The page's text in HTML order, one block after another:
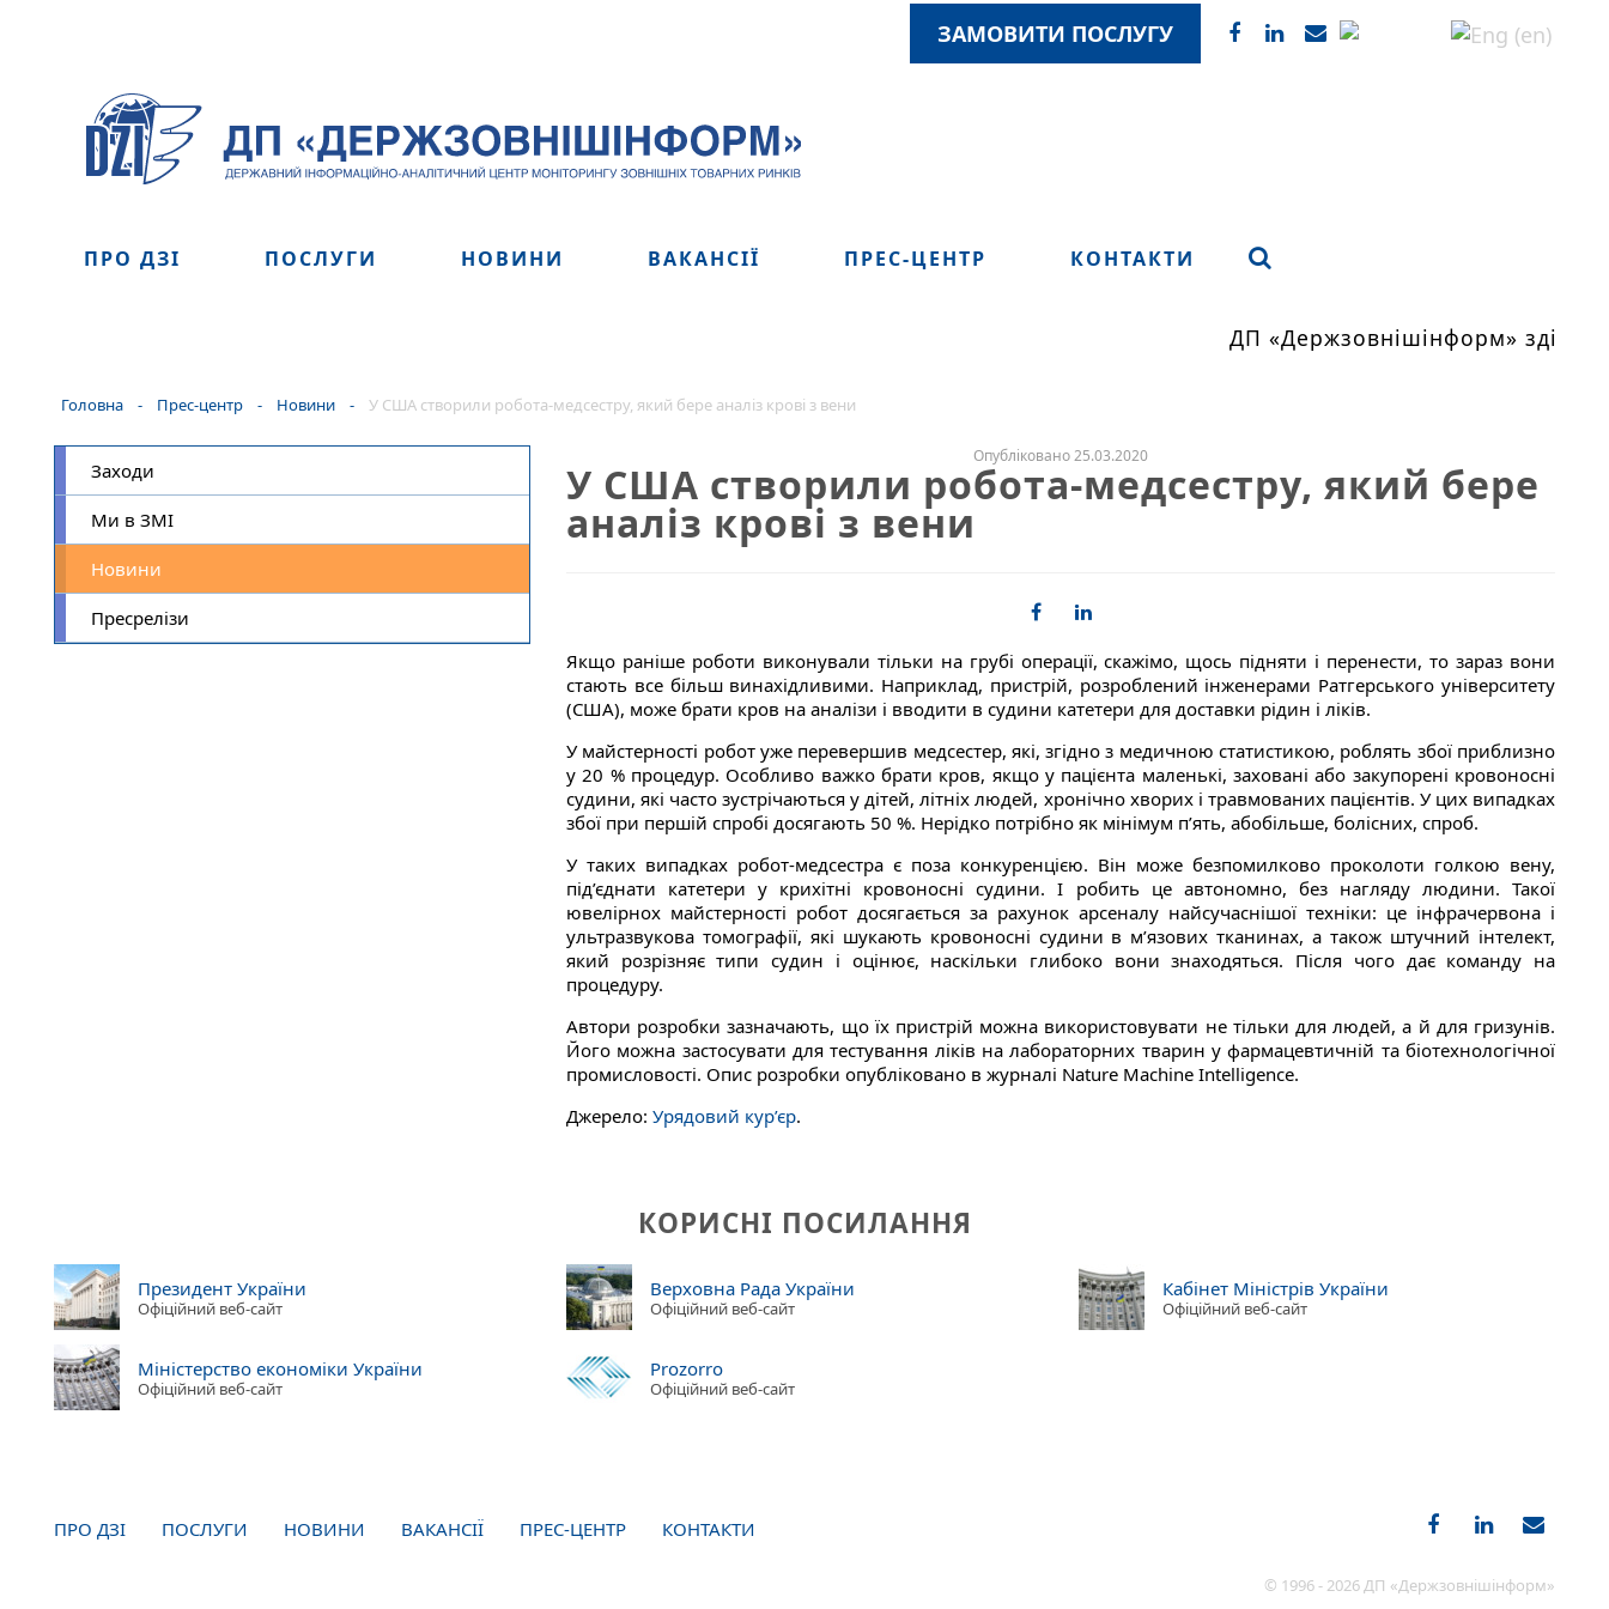
ЗАМОВИТИ ПОСЛУГУ
ПРО ДЗІ ПОСЛУГИ НОВИНИ ВАКАНСІЇ ПРЕС-ЦЕНТР КОНТАКТИ
ДП «Держзовнішінформ»
Головна - Прес-центр - Новини - У США створили робота-медсестру, який бере аналіз крові з вени
Заходи
Ми в ЗМІ
Новини
Пресрелізи
Опубліковано 25.03.2020
У США створили робота-медсестру, який бере
аналіз крові з вени
Якщо раніше роботи виконували тільки на грубі операції, скажімо, щось підняти і перенести, то зараз вони
стають все більш винахідливими. Наприклад, пристрій, розроблений інженерами Ратгерського університету
(США), може брати кров на аналізи і вводити в судини катетери для доставки рідин і ліків.
У майстерності робот уже перевершив медсестер, які, згідно з медичною статистикою, роблять збої приблизно
у 20 % процедур. Особливо важко брати кров, якщо у пацієнта маленькі, заховані або закупорені кровоносні
судини, які часто зустрічаються у дітей, літніх людей, хронічно хворих і травмованих пацієнтів. У цих випадках
збої при першій спробі досягають 50 %. Нерідко потрібно як мінімум п’ять, абобільше, болісних, спроб.
У таких випадках робот-медсестра є поза конкуренцією. Він може безпомилково проколоти голкою вену,
під’єднати катетери у крихітні кровоносні судини. І робить це автономно, без нагляду людини. Такої
ювелірнох майстерності робот досягається за рахунок арсеналу найсучаснішої техніки: це інфрачервона і
ультразвукова томографії, які шукають кровоносні судини в м’язових тканинах, а також штучний інтелект,
який розрізняє типи судин і оцінює, наскільки глибоко вони знаходяться. Після чого дає команду на
процедуру.
Автори розробки зазначають, що їх пристрій можна використовувати не тільки для людей, а й для гризунів.
Його можна застосувати для тестування ліків на лабораторних тварин у фармацевтичній та біотехнологічної
промисловості. Опис розробки опубліковано в журналі Nature Machine Intelligence.
Джерело: Урядовий кур’єр.
КОРИСНІ ПОСИЛАННЯ
Президент України
Офіційний веб-сайт
Верховна Рада України
Офіційний веб-сайт
Кабінет Міністрів України
Офіційний веб-сайт
Міністерство економіки України
Офіційний веб-сайт
Prozorro
Офіційний веб-сайт
ПРО ДЗІ ПОСЛУГИ НОВИНИ ВАКАНСІЇ ПРЕС-ЦЕНТР КОНТАКТИ
© 1996 - 2026 ДП «Держзовнішінформ»